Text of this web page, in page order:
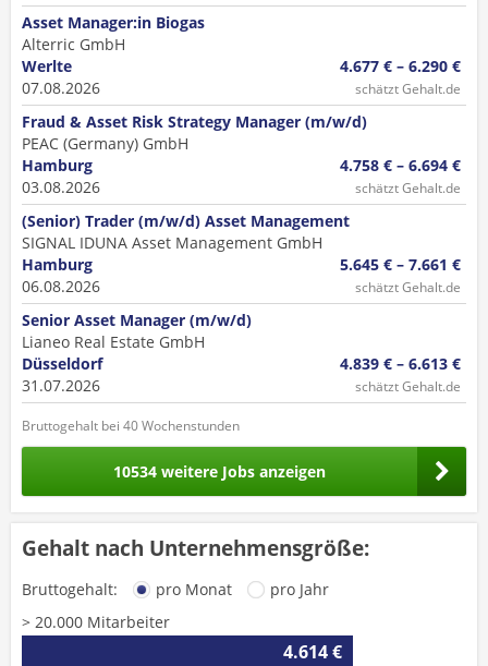
Asset Manager:in Biogas
Alterric GmbH
Werlte
07.08.2026
4.677 € – 6.290 €
schätzt Gehalt.de
Fraud & Asset Risk Strategy Manager (m/w/d)
PEAC (Germany) GmbH
Hamburg
03.08.2026
4.758 € – 6.694 €
schätzt Gehalt.de
(Senior) Trader (m/w/d) Asset Management
SIGNAL IDUNA Asset Management GmbH
Hamburg
06.08.2026
5.645 € – 7.661 €
schätzt Gehalt.de
Senior Asset Manager (m/w/d)
Lianeo Real Estate GmbH
Düsseldorf
31.07.2026
4.839 € – 6.613 €
schätzt Gehalt.de
Bruttogehalt bei 40 Wochenstunden
10534 weitere Jobs anzeigen
Gehalt nach Unternehmensgröße:
Bruttogehalt: pro Monat
pro Jahr
> 20.000 Mitarbeiter
4.614 €